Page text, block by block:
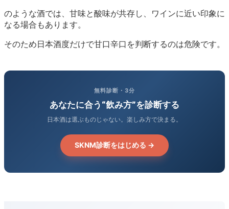
のような酒では、甘味と酸味が共存し、ワインに近い印象に
なる場合もあります。
そのため日本酒度だけで甘口辛口を判断するのは危険です。
無料診断・3分
あなたに合う“飲み方”を診断する
日本酒は選ぶものじゃない。楽しみ方で決まる。
SKNM診断をはじめる →